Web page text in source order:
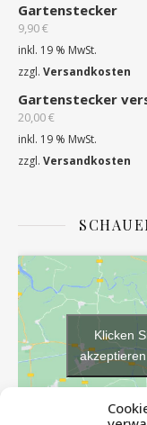
Gartenstecker
9,90€
inkl. 19 % MwSt.
zzgl. Versandkosten
Gartenstecker
20,00€
inkl. 19 % MwSt.
zzgl. Versandkosten
Klicken